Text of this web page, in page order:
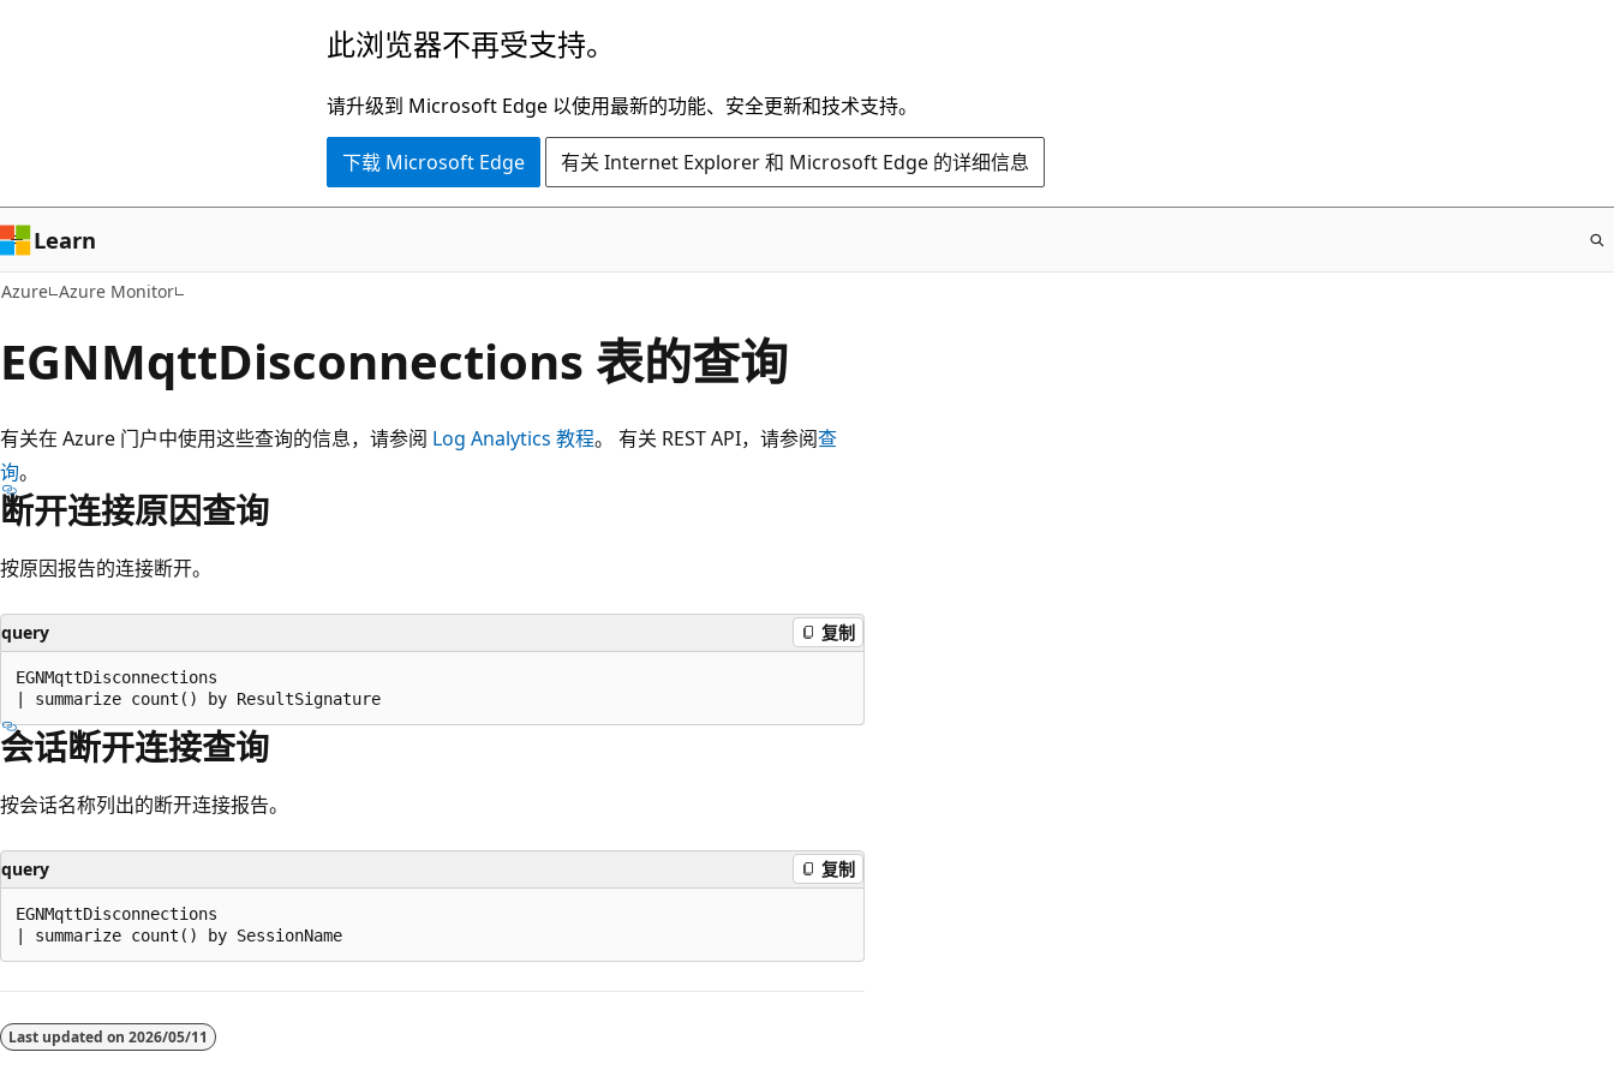
容
此浏览器不再受支持。
请升级到 Microsoft Edge 以使用最新的功能、安全更新和技术支持。
下载 Microsoft Edge 有关 Internet Explorer 和 Microsoft Edge 的详细信息
Learn
Azure Azure Monitor
EGNMqttDisconnections 表的查询
有关在 Azure 门户中使用这些查询的信息，请参阅 Log Analytics 教程。 有关 REST API，请参阅查
询。
断开连接原因查询
按原因报告的连接断开。
query 复制
EGNMqttDisconnections
会话断开连接查询
按会话名称列出的断开连接报告。
query 复制
EGNMqttDisconnections
模Last updated on 2026/05/11